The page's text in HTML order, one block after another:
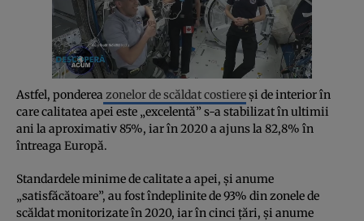
Astfel, ponderea zonelor de scăldat costiereși de interior în
care calitatea apei este „excelentă” s-a stabilizat în ultimii
ani la aproximativ 85%, iar în 2020 a ajuns la 82,8% în
întreaga Europă.
Standardele minime de calitate a apei, și anume
„satisfăcătoare”, au fost îndeplinite de 93% din zonele de
scăldat monitorizate în 2020, iar în cinci țări, și anume